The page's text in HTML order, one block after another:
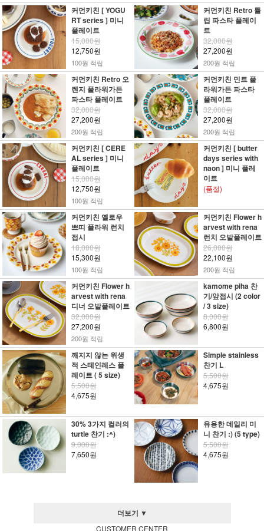
커먼키친 [ YOGU
RT series ] 미니
플레이트
15,000원
12,750원
100원 적립
커먼키친 Retro 튤
립 파스타 플레이
트
32,000원
27,200원
200원 적립
커먼키친 Retro 오
렌지 플라워가든
파스타 플레이트
32,000원
27,200원
200원 적립
커먼키친 민트 플
라워가든 파스타
플레이트
32,000원
27,200원
200원 적립
커먼키친 [ CERE
AL series ] 미니
플레이트
15,000원
12,750원
100원 적립
커먼키친 [ butter
days series with
naon ] 미니 플레
이트
(품절)
커먼키친 옐로우
쁘띠 플라워 런치
접시
18,000원
15,300원
100원 적립
커먼키친 Flower h
arvest with rena
런치 오발플레이트
26,000원
22,100원
200원 적립
커먼키친 Flower h
arvest with rena
디너 오발플레이트
32,000원
27,200원
200원 적립
kamome piha 찬
기/앞접시 (2 color
/ 3 size)
8,000원
6,800원
깨지지 않는 위생
적 스테인레스 플
레이트 ( 5 size)
5,500원
4,675원
Simple stainless
찬기 L
5,500원
4,675원
30% 3가지 컬러의
turtle 찬기 :^)
9,000원
7,650원
유용한 데일리 미
니 찬기 :) (5 type)
5,500원
4,675원
더보기 ▼
CUSTOMER CENTER